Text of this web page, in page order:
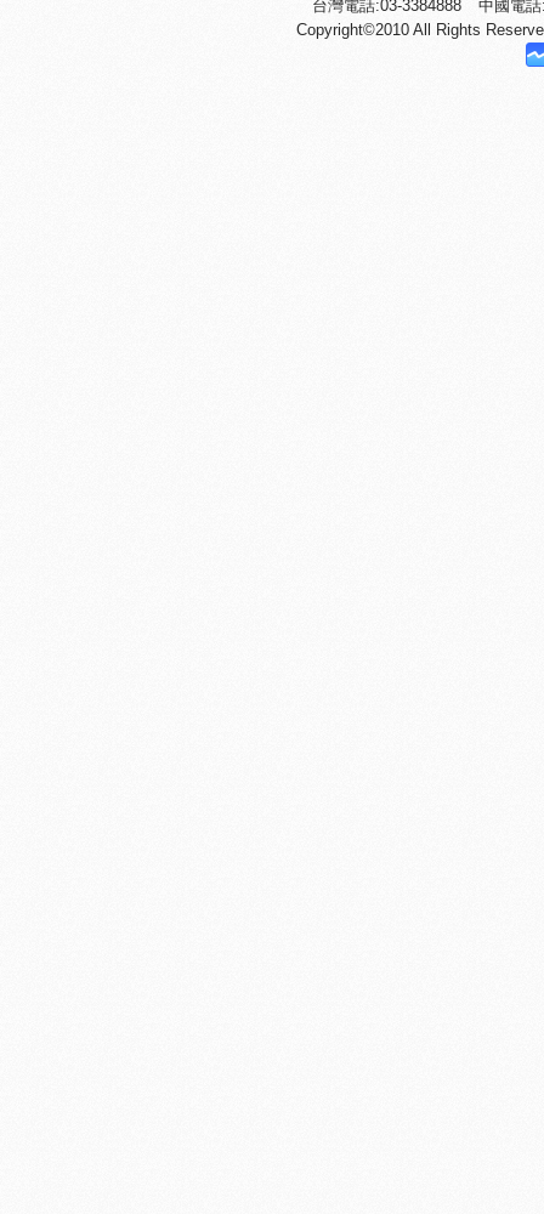
台灣電話:03-3384888
中國電
Copyright©2010 All Rights